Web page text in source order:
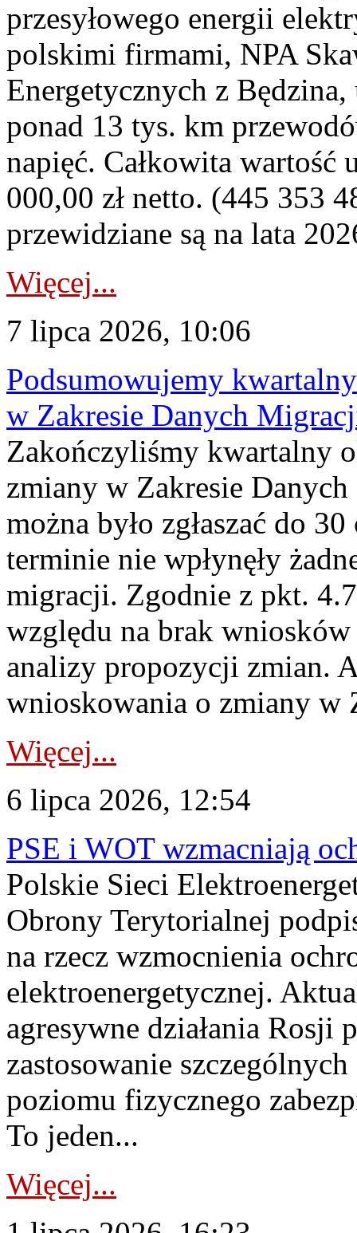
przesyłowego energii
polskimi firmami, NPA
Energetycznych z
ponad 13 tys. km
napięć. Całkowita
000,00 zł netto. (445 353
przewidziane są na lata
Więcej...
7 lipca 2026, 10:06
Podsumowujemy
w Zakresie Danych
Zakończyliśmy kwartalny
zmiany w Zakresie
można było zgłaszać do
terminie nie wpłynęły
migracji. Zgodnie z pkt.
względu na brak
analizy propozycji zmian.
wnioskowania o zmiany w
Więcej...
6 lipca 2026, 12:54
PSE i WOT wzmacniają
Polskie Sieci
Obrony Terytorialnej
na rzecz wzmocnienia
elektroenergetycznej.
agresywne działania Rosji
zastosowanie
poziomu fizycznego
To jeden...
Więcej...